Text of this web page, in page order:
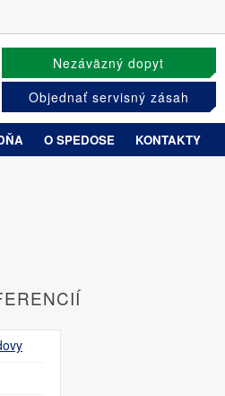
Nezáväzný dopyt
Objednať servisný zásah
O SPEDOSE KONTAKTY